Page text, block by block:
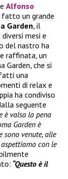
Alfonso
fatto un grande
Garden , il
mesi e
del nastro ha
raffinata, un
Garden, che si
una
di relax e
ha condiviso
seguente
è valsa la pena
Garden è
sono venute, alle
con le
“Questo è il